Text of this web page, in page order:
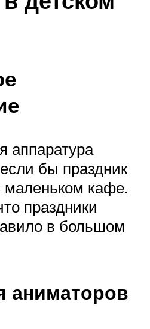
аппаратура
бы праздник
кафе.
праздники
в большом
аниматоров